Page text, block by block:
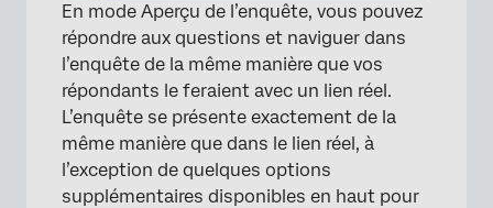
En mode Aperçu de l’enquête, vous pouvez
répondre aux questions et naviguer dans
l’enquête de la même manière que vos
répondants le feraient avec un lien réel.
L’enquête se présente exactement de la
même manière que dans le lien réel, à
l’exception de quelques options
supplémentaires disponibles en haut pour